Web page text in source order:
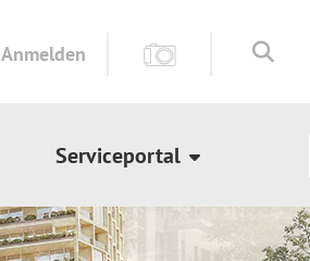
Anmelden
Serviceportal